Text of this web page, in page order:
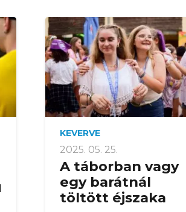
KEVERVE
2025. 05. 25.
A táborban vagy
egy barátnál
töltött éjszaka